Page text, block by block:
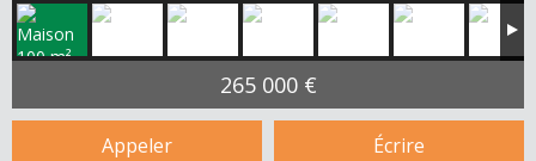
265 000 €
Appeler Écrire